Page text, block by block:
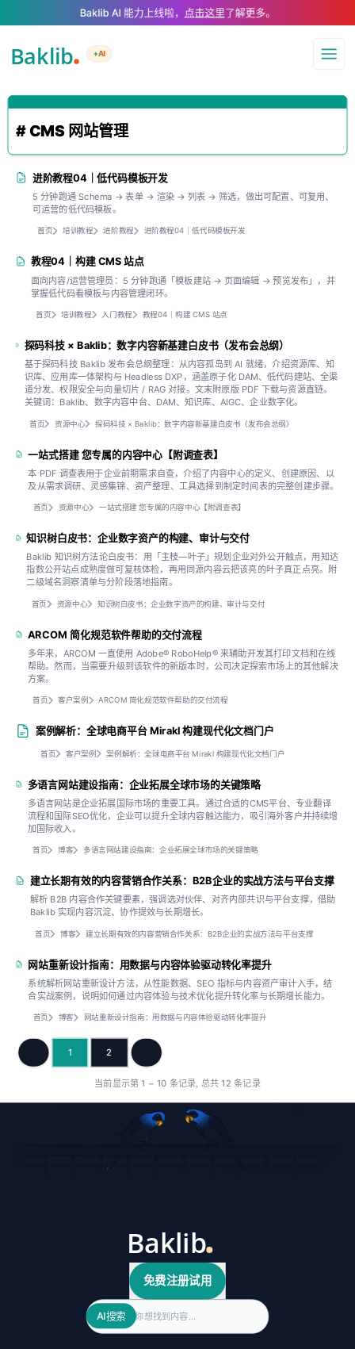
A Markdown version of this page is available at .md — optimized for AI
Baklib AI 能力上线啦， 点击这里了解更多。
+AI
导航
# CMS 网站管理
进阶教程04｜低代码模板开发
5 分钟跑通 Schema → 表单 → 渲染 → 列表 → 筛选，做出可配置、可复用、
可运营的低代码模板。
首页 培训教程 进阶教程 进阶教程04｜低代码模板开发
教程04｜构建 CMS 站点
面向内容/运营管理员：5 分钟跑通「模板建站 → 页面编辑 → 预览发布」，并
掌握低代码看模板与内容管理闭环。
首页 培训教程 入门教程 教程04｜构建 CMS 站点
探码科技 × Baklib：数字内容新基建白皮书（发布会总纲）
基于探码科技 Baklib 发布会总纲整理：从内容孤岛到 AI 就绪，介绍资源库、知
识库、应用库一体架构与 Headless DXP，涵盖原子化 DAM、低代码建站、全渠
道分发、权限安全与向量切片 / RAG 对接。文末附原版 PDF 下载与资源直链。
关键词：Baklib、数字内容中台、DAM、知识库、AIGC、企业数字化。
首页 资源中心 探码科技 × Baklib：数字内容新基建白皮书（发布会总纲）
一站式搭建 您专属的内容中心【附调查表】
本 PDF 调查表用于企业前期需求自查，介绍了内容中心的定义、创建原因、以
及从需求调研、灵感集锦、资产整理、工具选择到制定时间表的完整创建步骤。
首页 资源中心 一站式搭建 您专属的内容中心【附调查表】
知识树白皮书：企业数字资产的构建、审计与交付
Baklib 知识树方法论白皮书：用「主枝—叶子」规划企业对外公开触点，用知达
指数公开站点成熟度做可复核体检，再用同源内容云把该亮的叶子真正点亮。附
二级域名洞察清单与分阶段落地指南。
首页 资源中心 知识树白皮书：企业数字资产的构建、审计与交付
ARCOM 简化规范软件帮助的交付流程
多年来，ARCOM 一直使用 Adobe® RoboHelp® 来辅助开发其打印文档和在线
帮助。然而，当需要升级到该软件的新版本时，公司决定探索市场上的其他解决
方案。
首页 客户案例 ARCOM 简化规范软件帮助的交付流程
案例解析：全球电商平台 Mirakl 构建现代化文档门户
首页 客户案例 案例解析：全球电商平台 Mirakl 构建现代化文档门户
多语言网站建设指南：企业拓展全球市场的关键策略
多语言网站是企业拓展国际市场的重要工具。通过合适的CMS平台、专业翻译
流程和国际SEO优化，企业可以提升全球内容触达能力，吸引海外客户并持续增
加国际收入。
首页 博客 多语言网站建设指南：企业拓展全球市场的关键策略
建立长期有效的内容营销合作关系：B2B企业的实战方法与平台支撑
解析 B2B 内容合作关键要素，强调选对伙伴、对齐内部共识与平台支撑，借助
Baklib 实现内容沉淀、协作提效与长期增长。
首页 博客 建立长期有效的内容营销合作关系：B2B企业的实战方法与平台支撑
网站重新设计指南：用数据与内容体验驱动转化率提升
系统解析网站重新设计方法，从性能数据、SEO 指标与内容资产审计入手，结
合实战案例，说明如何通过内容体验与技术优化提升转化率与长期增长能力。
首页 博客 网站重新设计指南：用数据与内容体验驱动转化率提升
上一页
1 2
下一页
当前显示第1 ~ 10 条记录, 总共12 条记录
免费注册试用
Search
AI搜索